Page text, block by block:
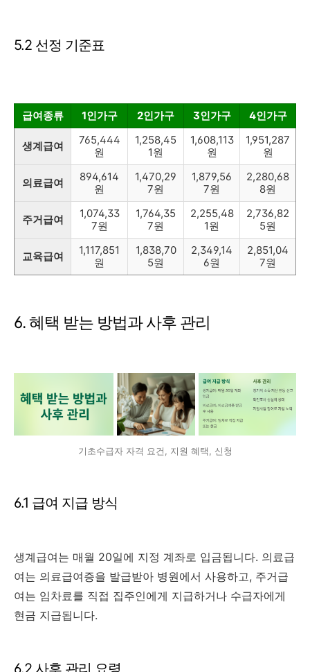
5.2 선정 기준표
급여종류 1인가구 2인가구 3인가구 4인가구
생계급여
765,444
원
1,258,45
1원
1,608,113
원
1,951,287
원
의료급여
894,614
원
1,470,29
7원
1,879,56
7원
2,280,68
8원
주거급여
1,074,33
7원
1,764,35
7원
2,255,48
1원
2,736,82
5원
교육급여
1,117,851
원
1,838,70
5원
2,349,14
6원
2,851,04
7원
6. 혜택 받는 방법과 사후 관리
기초수급자 자격 요건, 지원 혜택, 신청
6.1 급여 지급 방식
생계급여는 매월 20일에 지정 계좌로 입금됩니다. 의료급
여는 의료급여증을 발급받아 병원에서 사용하고, 주거급
여는 임차료를 직접 집주인에게 지급하거나 수급자에게
현금 지급됩니다.
6.2 사후 관리 요령